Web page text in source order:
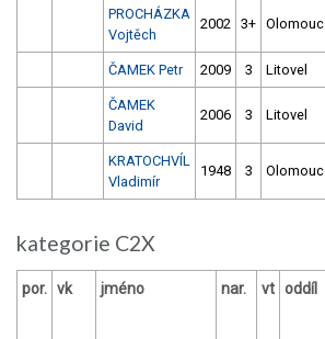
PROCHÁZKA
Vojtěch
2002 3+ Olomouc
ČAMEK Petr 2009 3 Litovel
ČAMEK
David
2006 3 Litovel
KRATOCHVÍL
Vladimír
1948 3 Olomouc
kategorie C2X
por. vk jméno nar. vt oddíl